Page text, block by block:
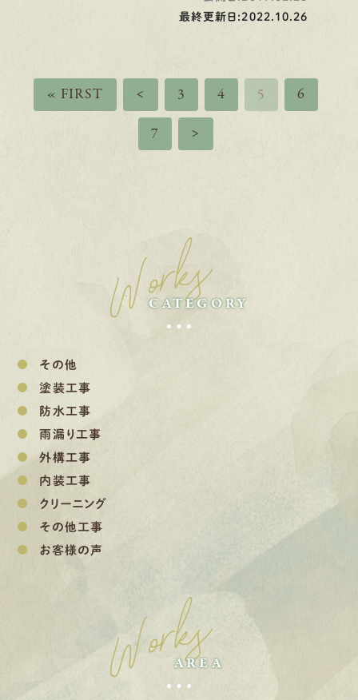
最終更新日:2022.10.26
« FIRST < 3 4 5
6
7
>
Works
CATEGORY
その他
塗装工事
防水工事
雨漏り工事
外構工事
内装工事
クリーニング
その他工事
お客様の声
Works
AREA